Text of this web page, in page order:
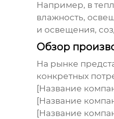
Например, в
влажность,
и освещения,
Обзор
На рынке
конкретных
[Название
[Название
[Название